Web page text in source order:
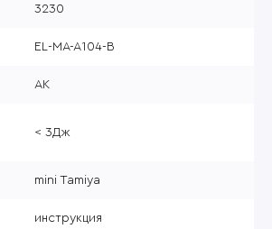
3230
EL-MA-A104-B
АК
< 3Дж
mini Tamiya
инструкция